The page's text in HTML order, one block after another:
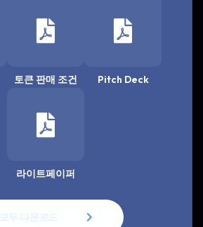
토큰 판매 조건 Pitch Deck
라이트페이퍼
모두 다운로드